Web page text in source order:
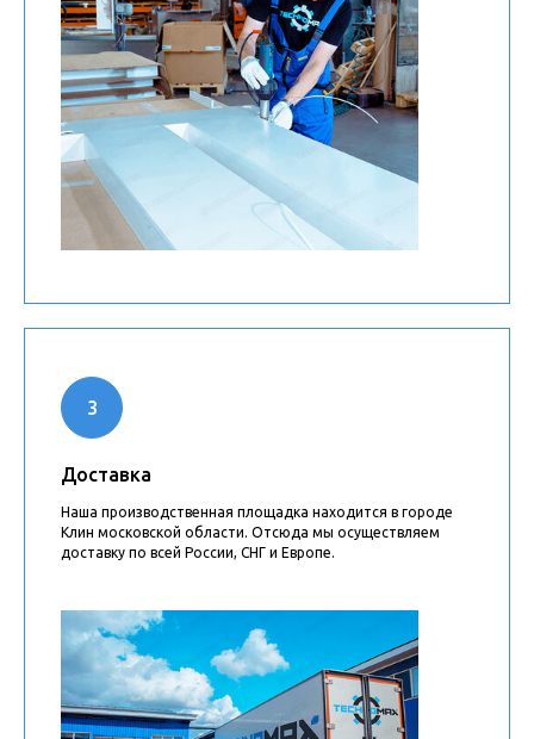
Доставка
Наша производственная площадка находится в городе
Клин московской области. Отсюда мы осуществляем
доставку по всей России, СНГ и Европе.